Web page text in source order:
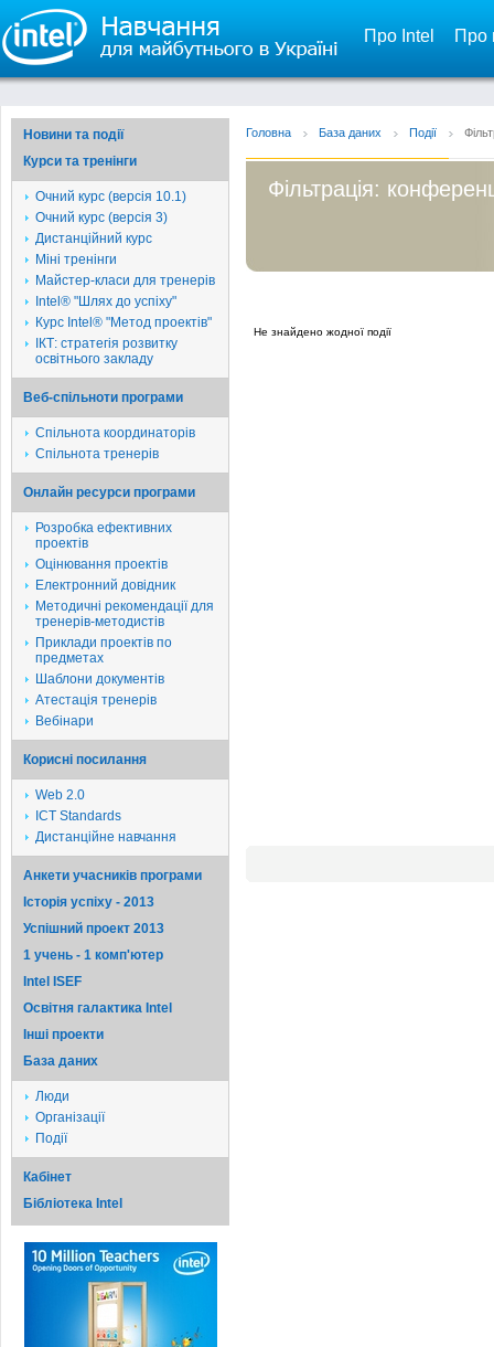
Про Intel Про
Новини та події
Курси та тренінги
Очний курс (версія 10.1)
Очний курс (версія 3)
Дистанційний курс
Міні тренінги
Майстер-класи для тренерів
Intel® "Шлях до успіху"
Курс Intel® "Метод проектів"
ІКТ: стратегія розвитку
освітнього закладу
Веб-спільноти програми
Спільнота координаторів
Спільнота тренерів
Онлайн ресурси програми
Розробка ефективних
проектів
Оцінювання проектів
Електронний довідник
Методичні рекомендації для
тренерів-методистів
Приклади проектів по
предметах
Шаблони документів
Атестація тренерів
Вебінари
Корисні посилання
Web 2.0
ICT Standards
Дистанційне навчання
Анкети учасників програми
Історія успіху - 2013
Успішний проект 2013
1 учень - 1 комп'ютер
Intel ISEF
Освітня галактика Intel
Iншi проекти
База даних
Люди
Організації
Події
Кабінет
Бібліотека Intel
Головна База даних Події
Фільтрація:
Не знайдено жодної події